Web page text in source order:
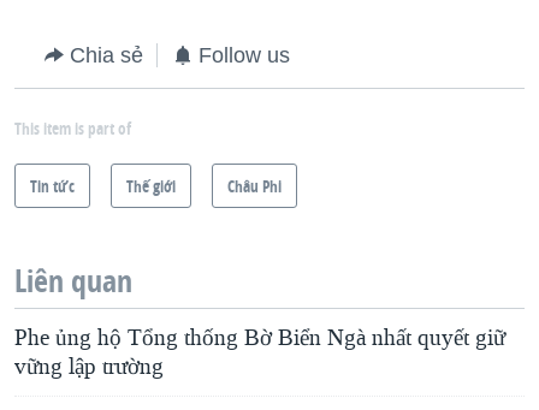
Chia sẻ Follow us
This item is part of
Tin tức Thế giới Châu Phi
Liên quan
Phe ủng hộ Tổng thống Bờ Biển Ngà nhất quyết giữ
vững lập trường